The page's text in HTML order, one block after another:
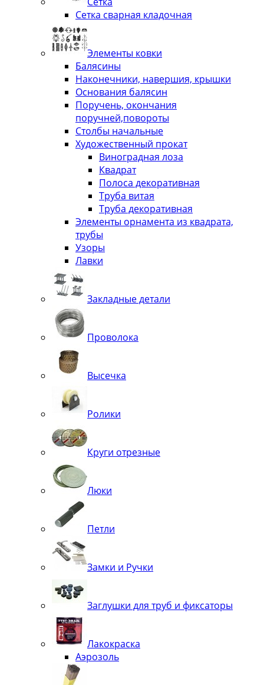
Сетка сварная кладочная
Элементы ковки
Балясины
Наконечники, навершия, крышки
Основания балясин
Поручень, окончания
поручней,повороты
Столбы начальные
Художественный прокат
Виноградная лоза
Квадрат
Полоса декоративная
Труба витая
Труба декоративная
Элементы орнамента из квадрата,
трубы
Узоры
Лавки
Закладные детали
Проволока
Высечка
Ролики
Круги отрезные
Люки
Петли
Замки и Ручки
Заглушки для труб и фиксаторы
Лакокраска
Аэрозоль